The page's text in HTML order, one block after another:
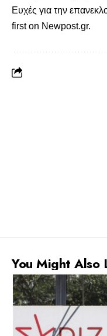
Ευχές για την
first on Newpost.gr.
You Might Also